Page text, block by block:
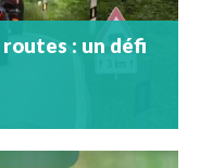
: un défi